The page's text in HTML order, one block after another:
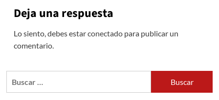
Deja una respuesta
Lo siento, debes estarconectadopara publicar un
comentario.